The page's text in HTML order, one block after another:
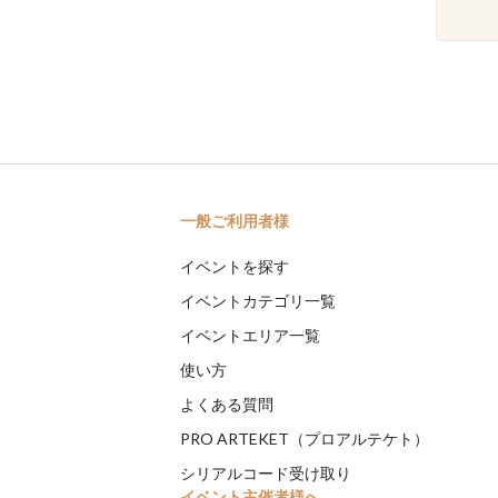
一般ご利用者様
イベントを探す
イベントカテゴリ一覧
イベントエリア一覧
使い方
よくある質問
PRO ARTEKET（プロアルテケト）
シリアルコード受け取り